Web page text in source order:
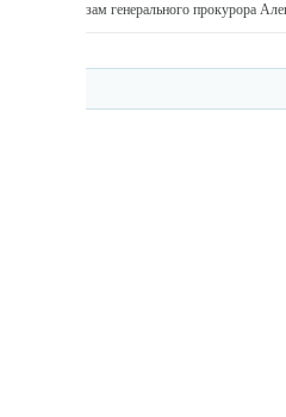
зам генерального прокурора